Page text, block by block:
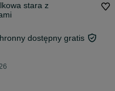
stara z
dostępny gratis